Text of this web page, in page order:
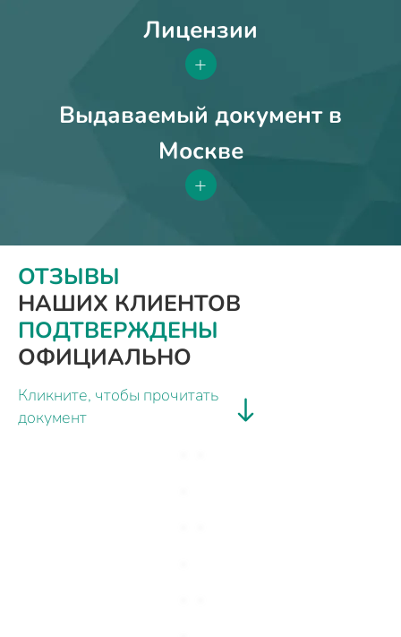
Лицензии
+
Выдаваемый документ в
Москве
+
ОТЗЫВЫ
НАШИХ КЛИЕНТОВ
ПОДТВЕРЖДЕНЫ
ОФИЦИАЛЬНО
Кликните, чтобы прочитать
документ